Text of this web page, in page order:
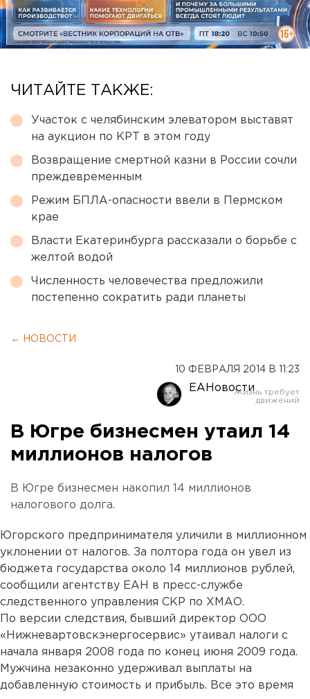
ЧИТАЙТЕ ТАКЖЕ:
Участок с челябинским элеватором выставят
на аукцион по КРТ в этом году
Возвращение смертной казни в России сочли
преждевременным
Режим БПЛА-опасности ввели в Пермском
крае
Власти Екатеринбурга рассказали о борьбе с
желтой водой
Численность человечества предложили
постепенно сократить ради планеты
← НОВОСТИ
10 ФЕВРАЛЯ 2014 В 11:23
ЕАНовости
В Югре бизнесмен утаил 14
миллионов налогов
В Югре бизнесмен накопил 14 миллионов
налогового долга.
Югорского предпринимателя уличили в миллионном
уклонении от налогов. За полтора года он увел из
бюджета государства около 14 миллионов рублей,
сообщили агентству ЕАН в пресс-службе
следственного управления СКР по ХМАО.
По версии следствия, бывший директор ООО
«Нижневартовскэнергосервис» утаивал налоги с
начала января 2008 года по конец июня 2009 года.
Мужчина незаконно удерживал выплаты на
добавленную стоимость и прибыль. Все это время